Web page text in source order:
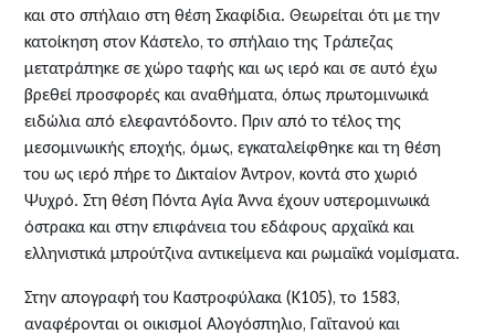
και στο σπήλαιο στη θέση Σκαφίδια. Θεωρείται ότι με την
κατοίκηση στον Κάστελο, το σπήλαιο της Τράπεζας
μετατράπηκε σε χώρο ταφής και ως ιερό και σε αυτό έχω
βρεθεί προσφορές και αναθήματα, όπως πρωτομινωικά
ειδώλια από ελεφαντόδοντο. Πριν από το τέλος της
μεσομινωικής εποχής, όμως, εγκαταλείφθηκε και τη θέση
του ως ιερό πήρε το Δικταίον Άντρον, κοντά στο χωριό
Ψυχρό. Στη θέση Πόντα Αγία Άννα έχουν υστερομινωικά
όστρακα και στην επιφάνεια του εδάφους αρχαϊκά και
ελληνιστικά μπρούτζινα αντικείμενα και ρωμαϊκά νομίσματα.
Στην απογραφή του Καστροφύλακα (Κ105), το 1583,
αναφέρονται οι οικισμοί Αλογόσπηλιο, Γαϊτανού και